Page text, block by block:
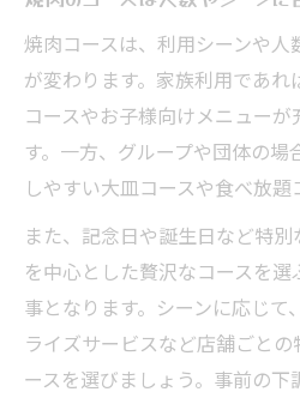
焼肉コースは、利用シーンや人
が変わります。家族利用であ
コースやお子様向けメニュー
す。一方、グループや団体の
しやすい大皿コースや食べ放題
また、記念日や誕生日など特
を中心とした贅沢なコースを
事となります。シーンに応じ
ライズサービスなど店舗ごと
ースを選びましょう。事前の